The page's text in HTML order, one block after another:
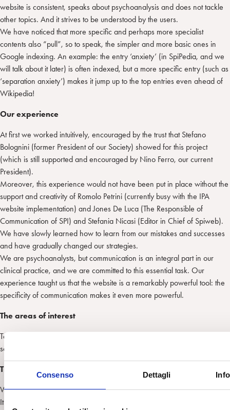
Consenso Dettagli
website is consistent, speaks about psychoanalysis and does not tackle
other topics. And it strives to be understood by the users.
We have noticed that more specific and perhaps more specialist
contents also “pull”, so to speak, the simpler and more basic ones in
Google indexing. An example: the entry ‘anxiety’ (in SpiPedia, and we
will talk about it later) is often indexed, but a more specific entry (such as
‘separation anxiety’) makes it jump up to the top entries even ahead of
Wikipedia!
Our experience
At first we worked intuitively, encouraged by the trust that Stefano
Bolognini (former President of our Society) showed for this project
(which is still supported and encouraged by Nino Ferro, our current
President).
Moreover, this experience would not have been put in place without the
support and creativity of Romolo Petrini (currently busy with the IPA
website implementation) and Jones De Luca (The Responsible of
Communication of SPI) and Stefania Nicasi (Editor in Chief of Spiweb).
We have slowly learned how to learn from our mistakes and successes
and have gradually changed our strategies.
We are psychoanalysts, but communication is an integral part in our
clinical practice, and we are committed to this essential task. Our
experience taught us that the website is a remarkably powerful tool: the
specificity of communication makes it even more powerful.
The areas of interest
Today, to illustrate the potential of our website to you I have identified
some areas of interest that cross, overlap, and enhance one another.
The Identity Area
Who we are, how we treat and how we become analysts.
It is important to communicate to the others, and to tell to ourselves, our